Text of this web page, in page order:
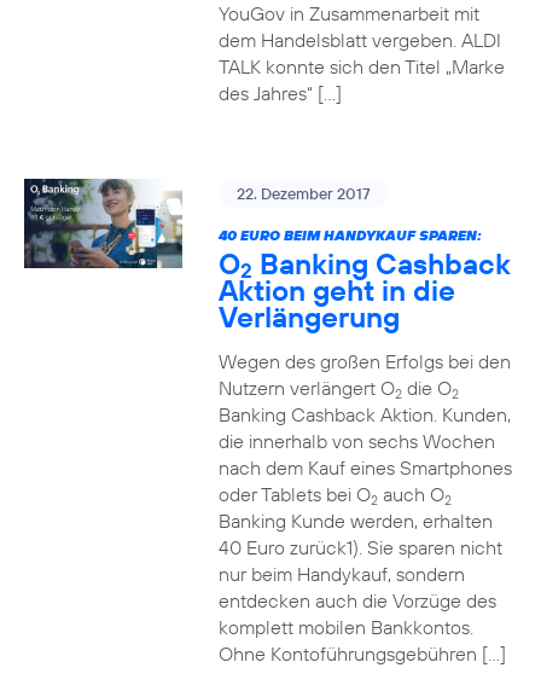
YouGov in Zusammenarbeit mit
dem Handelsblatt vergeben. ALDI
TALK konnte sich den Titel „Marke
des Jahres“ […]
22. Dezember 2017
40 EURO BEIM HANDYKAUF SPAREN:
O2 Banking Cashback
Aktion geht in die
Verlängerung
Wegen des großen Erfolgs bei den
Nutzern verlängert O2die O2
Banking Cashback Aktion. Kunden,
die innerhalb von sechs Wochen
nach dem Kauf eines Smartphones
oder Tablets bei O2auch O2
Banking Kunde werden, erhalten
40 Euro zurück1). Sie sparen nicht
nur beim Handykauf, sondern
entdecken auch die Vorzüge des
komplett mobilen Bankkontos.
Ohne Kontoführungsgebühren […]